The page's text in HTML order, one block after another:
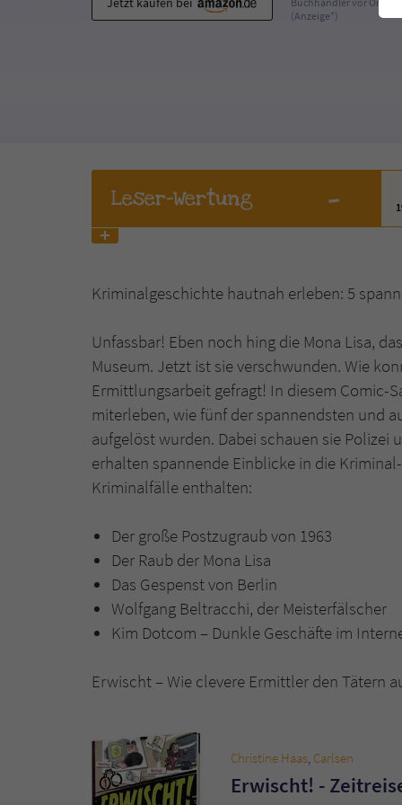
(Anzeige*)
Leser-Wertung -
Kriminalgeschichte hautnah erleben: 5
Unfassbar! Eben noch hing die Mona Lisa,
Museum. Jetzt ist sie verschwunden. Wie
Ermittlungsarbeit gefragt! In diesem
miterleben, wie fünf der spannendsten und
aufgelöst wurden. Dabei schauen sie
erhalten spannende Einblicke in die
Kriminalfälle enthalten:
Der große Postzugraub von 1963
Der Raub der Mona Lisa
Das Gespenst von Berlin
Wolfgang Beltracchi, der Meisterfälscher
Kim Dotcom – Dunkle Geschäfte im
Erwischt – Wie clevere Ermittler den Tätern
Christine Haas, Carlsen
Erwischt! -